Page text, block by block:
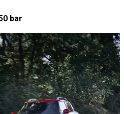
bar.